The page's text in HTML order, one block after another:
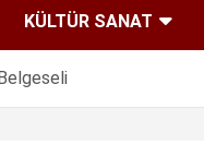
KÜLTÜR SANAT